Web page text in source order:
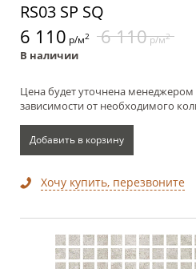
RS03 SP SQ
6 110 р/м2 6 110р/м2
В наличии
Цена будет уточнена
зависимости от необходимого
Добавить в корзину
Хочу купить, перезвоните